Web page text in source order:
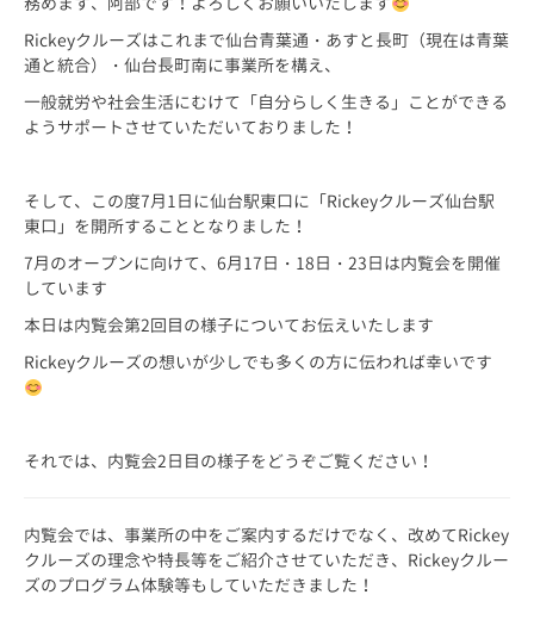
Rickeyクルーズはこれまで仙台青葉通・あすと長町（現在は青葉
通と統合）・仙台長町南に事業所を構え、
一般就労や社会生活にむけて「自分らしく生きる」ことができる
ようサポートさせていただいておりました！
そして、この度7月1日に仙台駅東口に「Rickeyクルーズ仙台駅
東口」を開所することとなりました！
7月のオープンに向けて、6月17日・18日・23日は内覧会を開催
しています
本日は内覧会第2回目の様子についてお伝えいたします
Rickeyクルーズの想いが少しでも多くの方に伝われば幸いです
それでは、内覧会2日目の様子をどうぞご覧ください！
内覧会では、事業所の中をご案内するだけでなく、改めてRickey
クルーズの理念や特長等をご紹介させていただき、Rickeyクルー
ズのプログラム体験等もしていただきました！